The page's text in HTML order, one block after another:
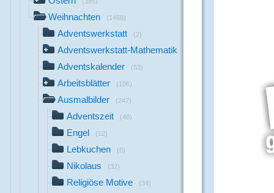
Weihnachten (1468)
Adventswerkstatt (2)
Adventswerkstatt-Mathematik
Adventskalender (53)
Arbeitsblätter (106)
Ausmalbilder (247)
Adventszeit (48)
Engel (12)
Lebkuchen (8)
Nikolaus (32)
Religiöse Motive (34)